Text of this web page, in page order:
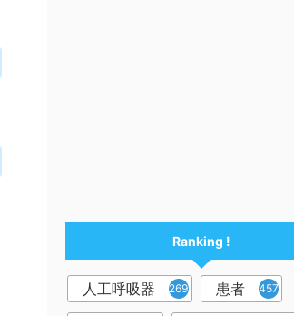
Ranking !
人工呼吸器 2698 患者 457